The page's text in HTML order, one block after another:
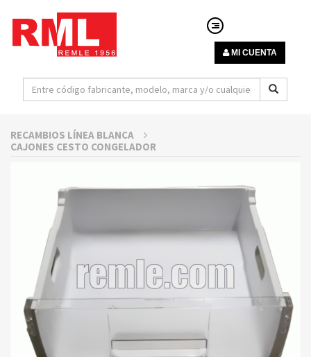
MI CUENTA
RECAMBIOS LÍNEA BLANCA
CAJONES CESTO CONGELADOR